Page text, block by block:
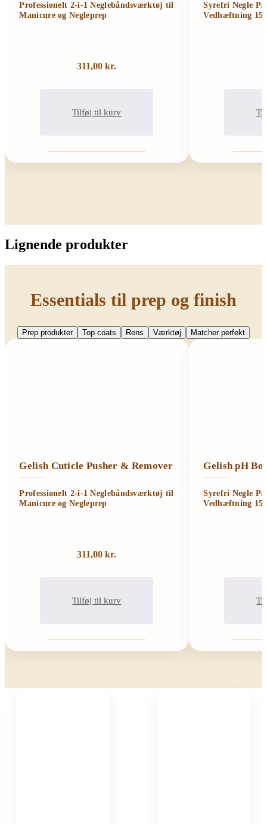
Professionelt 2-i-1 Neglebåndsværktøj til
Manicure og Negleprep
311,00kr.
Tilføj til kurv
Syrefri Negle
Vedhæftning
Lignende produkter
Essentials til prep og finish
Prep produkter Top coats Rens Værktøj Matcher perfekt
Gelish Cuticle Pusher & Remover
Professionelt 2-i-1 Neglebåndsværktøj til
Manicure og Negleprep
311,00kr.
Tilføj til kurv
Gelish pH
Syrefri Negle
Vedhæftning